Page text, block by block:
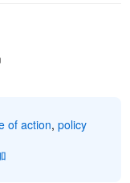
of action, policy